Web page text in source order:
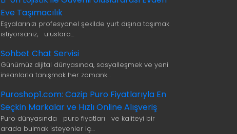
Eve Taşımacılık
Eşyalarınızı profesyonel şekilde yurt dışına taşımak
istiyorsanız, uluslara…
Sohbet Chat Servisi
Günümüz dijital dünyasında, sosyalleşmek ve yeni
insanlarla tanışmak her zamank…
Puroshop1.com: Cazip Puro Fiyatlarıyla En
Seçkin Markalar ve Hızlı Online Alışveriş
Puro dünyasında puro fiyatları ve kaliteyi bir
arada bulmak isteyenler iç…